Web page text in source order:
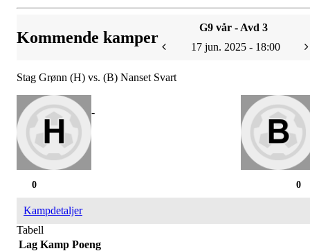
Kommende kamper
G9 vår - Avd 3
17 jun. 2025 - 18:00
Stag Grønn (H) vs. (B) Nanset Svart
-
0
0
Kampdetaljer
Tabell
Lag Kamp Poeng